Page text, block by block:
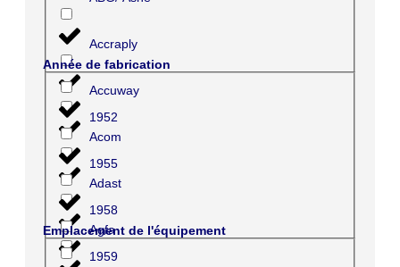
Accraply
Accuway
Acom
Adast
Agfa
Année de fabrication
1952
1955
1958
1959
Emplacement de l'équipement